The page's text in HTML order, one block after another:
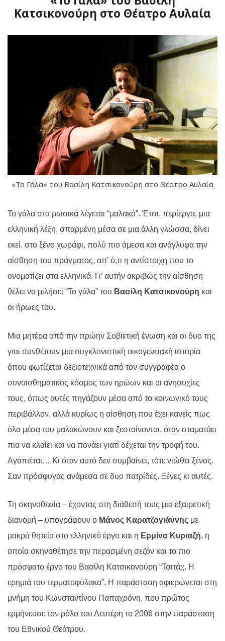
Κατσικονούρη στο Θέατρο Αυλαία
«Το Γάλα» του Βασίλη Κατσικονούρη στο Θέατρο Αυλαία
Το γάλα στα ρωσικά λέγεται “μαλακό”. Έτσι, περίεργα, μια
ελληνική λέξη, σπαρμένη μέσα σε μια άλλη γλώσσα, δίνει
εκεί, στο ξένο χωράφι, πολύ πιο άμεσα και ανάγλυφα την
αίσθηση του πράγματος, απ’ ό,τι η αντίστοιχη που το
ονοματίζει στα ελληνικά. Γι’ αυτήν ακριβώς την αίσθηση
θέλει να μιλήσει “Το γάλα” του Βασίλη Κατσικονούρη και
οι ήρωες του.
Μια μητέρα από την πρώην Σοβιετική ένωση και οι δυο της
γιοι συνθέτουν μια συγκλονιστική οικογενειακή ιστορία
όπου φωτίζεται δεξιοτεχνικά από τον συγγραφέα ο
συναισθηματικός κόσμος των ηρώων και οι ανησυχίες
τους, όπως αυτές πηγάζουν μέσα από το κοινωνικό τους
περιβάλλον, αλλά κυρίως η αίσθηση που έχει κανείς πως
όλα μέσα του μαλακώνουν και ζεσταίνονται, όταν σταματάει
πια να κλαίει και να πονάει γιατί δέχεται την τροφή του.
Αγαπιέται… Κι όταν αυτό δεν συμβαίνει, τότε νιώθει ξένος.
Σαν πρόσφυγας ανάμεσα σε δυο πατρίδες. Ξένες κι αυτές.
Τη σκηνοθεσία – έχοντας στη διάθεσή τους μια εξαιρετική
διανομή – υπογράφουν ο Μάνος Καρατζογιάννης με
μακρά θητεία στο ελληνικό έργο και η Ερμίνα Κυριαζή, η
οποία σκηνοθέτησε την περασμένη σεζόν και το πιο
πρόσφατο έργο του Βασίλη Κατσικονούρη “Τσιτάχ. Η
ερημιά του τερματοφύλακα”. Η παράσταση αφιερώνεται στη
μνήμη του Κωνσταντίνου Παπαχρόνη, που πρώτος
ερμήνευσε τον ρόλο του Λευτέρη το 2006 στην παράσταση
του Εθνικού Θεάτρου.